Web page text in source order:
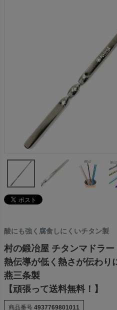
酸にも強く腐食しにくいチタン製
村の鍛冶屋 チタンマドラ
熱伝導が低く熱さが伝わ
燕三条製
【頑張って送料無料！】
商品番号 4937769801011